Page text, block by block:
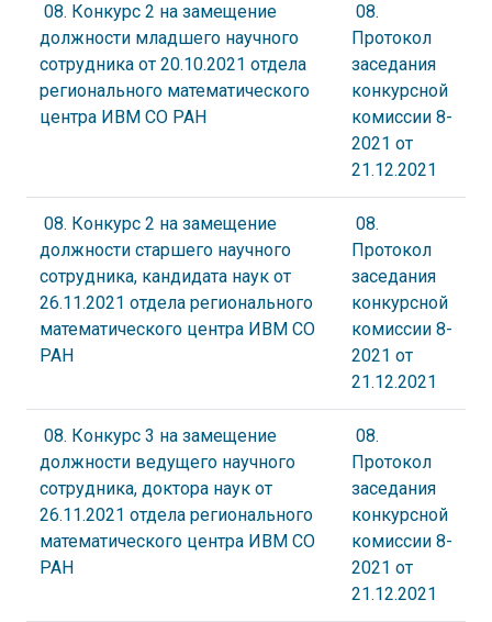
08. Конкурс 2 на замещение
должности младшего научного
сотрудника от 20.10.2021 отдела
регионального математического
центра ИВМ СО РАН
08.
Протокол
заседания
конкурсной
комиссии 8-
2021 от
21.12.2021
08. Конкурс 2 на замещение
должности старшего научного
сотрудника, кандидата наук от
26.11.2021 отдела регионального
математического центра ИВМ СО
РАН
08.
Протокол
заседания
конкурсной
комиссии 8-
2021 от
21.12.2021
08. Конкурс 3 на замещение
должности ведущего научного
сотрудника, доктора наук от
26.11.2021 отдела регионального
математического центра ИВМ СО
РАН
08.
Протокол
заседания
конкурсной
комиссии 8-
2021 от
21.12.2021